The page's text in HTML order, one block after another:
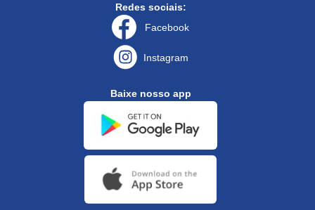
Redes sociais:
Facebook
Instagram
Baixe nosso app